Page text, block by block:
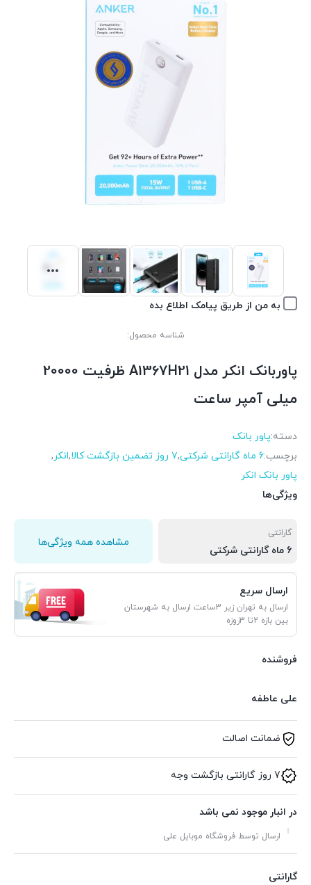
به من از طریق پیامک اطلاع بده
شناسه محصول:
پاوربانک انکر مدل A1367H21 ظرفیت 20000
میلی آمپر ساعت
دسته:پاور بانک
برچسب:6 ماه گارانتی شرکتی ,۷ روز تضمین بازگشت کالا ,انکر,
پاور بانک انکر
ویژگی‌ها
گارانتی
6 ماه گارانتی شرکتی
مشاهده همه ویژگی‌ها
ارسال سریع
ارسال به تهران زیر 3ساعت ارسال به شهرستان
بین بازه 2تا 3روزه
فروشنده
علی عاطفه
ضمانت اصالت
7 روز گارانتی بازگشت وجه
در انبار موجود نمی باشد
ارسال توسط فروشگاه موبایل علی
گارانتی